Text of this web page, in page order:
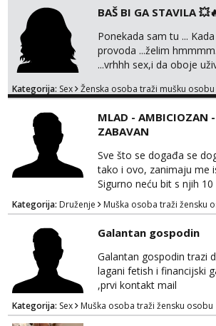
BAŠ BI GA STAVILA
Ponekada sam tu ...
provoda ...želim
...vrhhh sex,i da oboje
Procjeni jesi li ti taj .?! Ja
guza ... Javi se 🔥Samo
Kategorija: Sex Ženska osoba traži mušku osobu
MLAD - AMBICIOZAN
ZABAVAN
Sve što se događa se
tako i ovo, zanimaju me
Sigurno neću bit s njih
Kategorija: Druženje Muška osoba traži žensku
Galantan gospodin
Galantan gospodin trazi
lagani fetish i financijski
,prvi kontakt mail
Kategorija: Sex Muška osoba traži žensku osobu